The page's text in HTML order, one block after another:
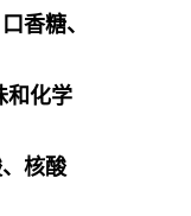
香糖、
和化学
核酸